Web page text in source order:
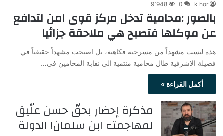
k hor
0 9٬948
بالصور :محامية تدخل مركز قوى امن لتدافع
عن موكلها فتصبح هي ملاحقة جزائيا
هذه ليست مشهداً من مسرحية فكاهية، بل اصبحت مشهداً حقيقياً في
فصيلة الاشرفية طال محامية منتمية الى نقابة المحامين في…
أكمل القراءة »
مذكرة إحضار بحقّ حسن علّيق
لمهاجمته ابن سلمان! الدولة